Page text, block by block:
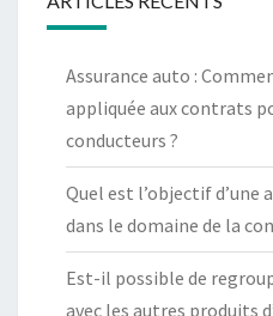
Assurance auto :
appliquée aux contrats
conducteurs ?
Quel est l’objectif d’une
dans le domaine de la
Est-il possible de
avec les autres produits